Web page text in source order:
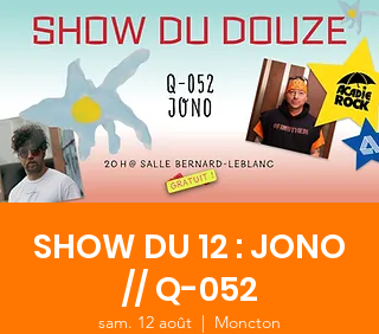
SHOW DU 12 : JONO
// Q-052
sam. 12 août
  |
Moncton